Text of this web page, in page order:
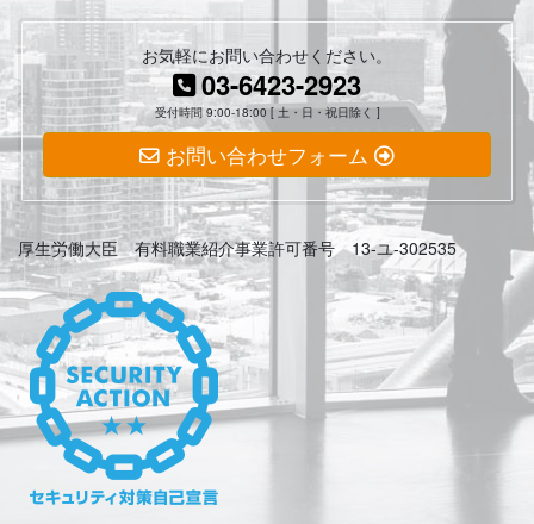
お気軽にお問い合わせください。
03-6423-2923
受付時間 9:00-18:00 [ 土・日・祝日除く ]
お問い合わせフォーム
厚生労働大臣 有料職業紹介事業許可番号 13-ユ-302535